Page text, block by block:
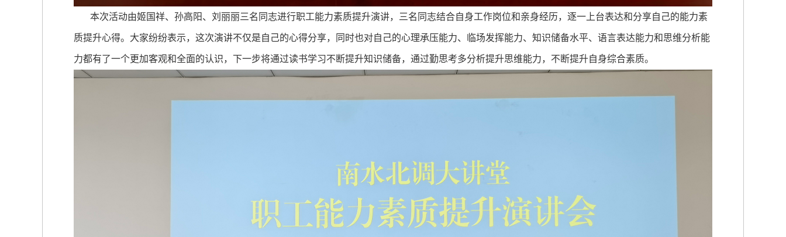
本次活动由姬国祥、孙高阳、刘丽丽三名同志进行职工能力素质提升演讲，三名同志结合自身工作岗位和亲身经历，逐一上台表达和分享自己的能力素
质提升心得。大家纷纷表示，这次演讲不仅是自己的心得分享，同时也对自己的心理承压能力、临场发挥能力、知识储备水平、语言表达能力和思维分析能
力都有了一个更加客观和全面的认识，下一步将通过读书学习不断提升知识储备，通过勤思考多分析提升思维能力，不断提升自身综合素质。